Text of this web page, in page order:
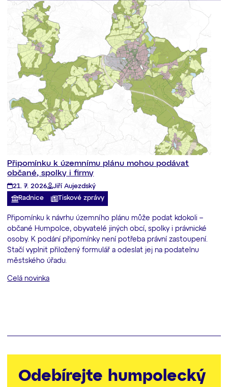
Připomínku k územnímu plánu mohou podávat
občané, spolky i firmy
21. 7. 2026
Jiří Aujezdský
Radnice
Tiskové zprávy
Připomínku k návrhu územního plánu může podat kdokoli –
občané Humpolce, obyvatelé jiných obcí, spolky i právnické
osoby. K podání připomínky není potřeba právní zastoupení.
Stačí vyplnit přiložený formulář a odeslat jej na podatelnu
městského úřadu.
Celá novinka
Odebírejte humpolecký